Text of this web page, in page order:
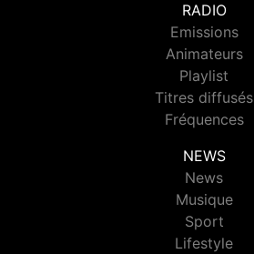
RADIO
Emissions
Animateurs
Playlist
Titres diffusés
Fréquences
NEWS
News
Musique
Sport
Lifestyle